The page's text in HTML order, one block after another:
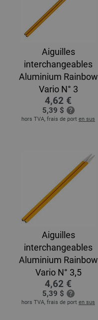
Aiguilles
interchangeables
Aluminium Rainbow
Vario N° 3
4,62 €
5,39 $
hors TVA, frais de port en sus
Aiguilles
interchangeables
Aluminium Rainbow
Vario N° 3,5
4,62 €
5,39 $
hors TVA, frais de port en sus